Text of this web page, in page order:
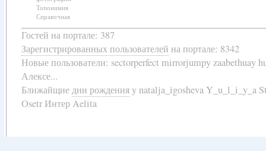
Топонимия
Справочная
Гостей на портале: 387
Зарегистрированных пользователей на портале: 8342
Новые пользователи: sectorperfect mirrorjumpy zaabethuay
Алексе...
Ближайщиедни рожденияу natalja_igosheva Y_u_l_i_y_a
Osetr Интер Aelita